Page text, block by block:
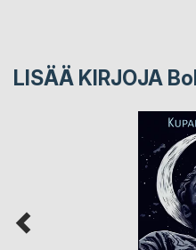
LISÄÄ KIRJOJA Bo